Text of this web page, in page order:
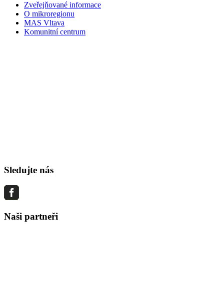
Zveřejňované informace
O mikroregionu
MAS Vltava
Komunitní centrum
Sledujte nás
Naši partneři